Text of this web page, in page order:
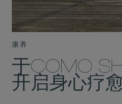
康养
于COMO
开启身心疗